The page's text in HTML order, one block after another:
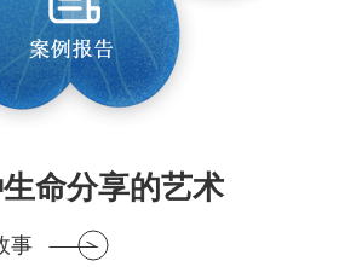
生命分享的艺术
事